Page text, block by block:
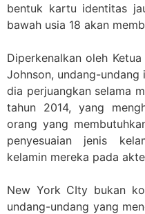
bentuk kartu identitas
bawah usia 18 akan
Diperkenalkan oleh
Johnson, undang-
dia perjuangkan selama
tahun 2014, yang
orang yang
penyesuaian jenis
kelamin mereka pada
New York CIty bukan
undang-undang yang